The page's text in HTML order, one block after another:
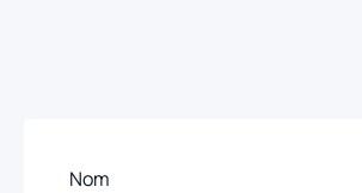
Nom